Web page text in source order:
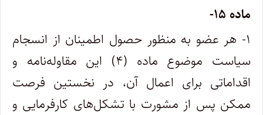
ماده ۱۵-
۱- هر عضو به منظور حصول اطمینان از انسجام
سیاست موضوع ماده (۴) این مقاوله‌نامه و
اقداماتی برای اعمال آن، در نخستین فرصت
ممکن پس از مشورت با تشکل‌های کارفرمایی و